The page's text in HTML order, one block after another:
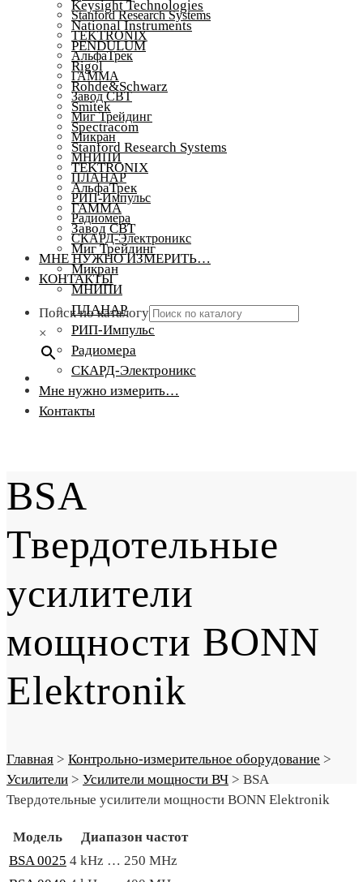
Stanford Research Systems
TEKTRONIX
АльфаТрек
ГАММА
Завод СВТ
Миг Трейдинг
Микран
МНИПИ
ПЛАНАР
РИП-Импульс
Радиомера
СКАРД-Электроникс
МНЕ НУЖНО ИЗМЕРИТЬ…
КОНТАКТЫ
Поиск по каталогу
×
Keysight Technologies
National Instruments
PENDULUM
Rigol
Rohde&Schwarz
Smitek
Spectracom
Stanford Research Systems
TEKTRONIX
АльфаТрек
ГАММА
Завод СВТ
Миг Трейдинг
Микран
МНИПИ
ПЛАНАР
РИП-Импульс
Радиомера
СКАРД-Электроникс
Мне нужно измерить…
Контакты
BSA
Твердотельные
усилители
мощности BONN
Elektronik
Главная > Контрольно-измерительное оборудование >
Усилители > Усилители мощности ВЧ > BSA
Твердотельные усилители мощности BONN Elektronik
Модель
Диапазон частот
BSA 0025 4 kHz … 250 MHz